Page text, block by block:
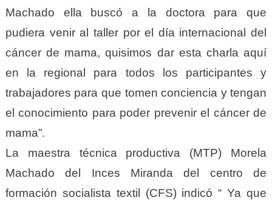
Machado ella buscó a la doctora para que
pudiera venir al taller por el día internacional del
cáncer de mama, quisimos dar esta charla aquí
en la regional para todos los participantes y
trabajadores para que tomen conciencia y tengan
el conocimiento para poder prevenir el cáncer de
mama”.
La maestra técnica productiva (MTP) Morela
Machado del Inces Miranda del centro de
formación socialista textil (CFS) indicó “ Ya que